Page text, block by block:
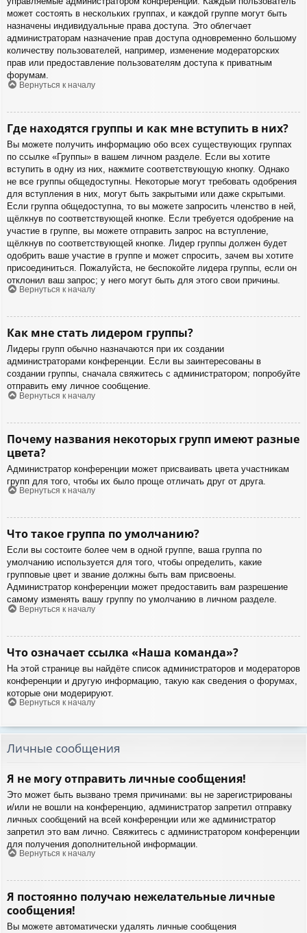
может состоять в нескольких группах, и каждой группе могут быть
назначены индивидуальные права доступа. Это облегчает
администраторам назначение прав доступа одновременно большому
количеству пользователей, например, изменение модераторских
прав или предоставление пользователям доступа к приватным
форумам.
Вернуться к началу
Где находятся группы и как мне вступить в них?
Вы можете получить информацию обо всех существующих группах
по ссылке «Группы» в вашем личном разделе. Если вы хотите
вступить в одну из них, нажмите соответствующую кнопку. Однако
не все группы общедоступны. Некоторые могут требовать одобрения
для вступления в них, могут быть закрытыми или даже скрытыми.
Если группа общедоступна, то вы можете запросить членство в ней,
щёлкнув по соответствующей кнопке. Если требуется одобрение на
участие в группе, вы можете отправить запрос на вступление,
щёлкнув по соответствующей кнопке. Лидер группы должен будет
одобрить ваше участие в группе и может спросить, зачем вы хотите
присоединиться. Пожалуйста, не беспокойте лидера группы, если он
отклонил ваш запрос; у него могут быть для этого свои причины.
Вернуться к началу
Как мне стать лидером группы?
Лидеры групп обычно назначаются при их создании
администраторами конференции. Если вы заинтересованы в
создании группы, сначала свяжитесь с администратором; попробуйте
отправить ему личное сообщение.
Вернуться к началу
Почему названия некоторых групп имеют разные
цвета?
Администратор конференции может присваивать цвета участникам
групп для того, чтобы их было проще отличать друг от друга.
Вернуться к началу
Что такое группа по умолчанию?
Если вы состоите более чем в одной группе, ваша группа по
умолчанию используется для того, чтобы определить, какие
групповые цвет и звание должны быть вам присвоены.
Администратор конференции может предоставить вам разрешение
самому изменять вашу группу по умолчанию в личном разделе.
Вернуться к началу
Что означает ссылка «Наша команда»?
На этой странице вы найдёте список администраторов и модераторов
конференции и другую информацию, такую как сведения о форумах,
которые они модерируют.
Вернуться к началу
Личные сообщения
Я не могу отправить личные сообщения!
Это может быть вызвано тремя причинами: вы не зарегистрированы
и/или не вошли на конференцию, администратор запретил отправку
личных сообщений на всей конференции или же администратор
запретил это вам лично. Свяжитесь с администратором конференции
для получения дополнительной информации.
Вернуться к началу
Я постоянно получаю нежелательные личные
сообщения!
Вы можете автоматически удалять личные сообщения